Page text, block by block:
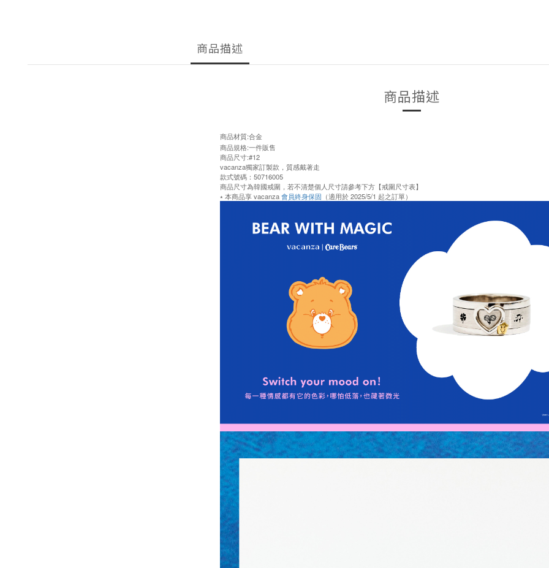
商品描述
商品描述
商品材質:合金
商品規格:一件販售
商品尺寸:#12
vacanza獨家訂製款，質感戴著走
款式號碼：50716005
商品尺寸為韓國戒圍，若不清楚個人尺寸請參考下方【戒圍尺寸表】
⭑ 本商品享 vacanza會員終身保固 （適用於 2025/5/1 起之訂單）